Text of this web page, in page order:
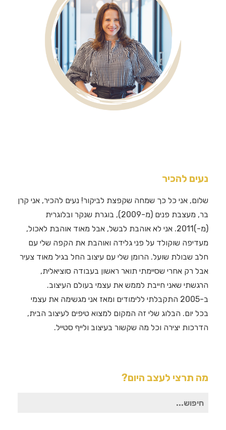
נעים להכיר
שלום, אני כל כך שמחה שקפצת לביקור! נעים להכיר, אני קרן
בר, מעצבת פנים (מ-2009), בוגרת שנקר ובלוגרית
(מ-)2011. אני לא אוהבת לבשל, אבל מאוד אוהבת לאכול,
מעדיפה שוקולד על פני גלידה ואוהבת את הקפה שלי עם
חלב שבולת שועל. הרומן שלי עם עיצוב החל בגיל מאוד צעיר
אבל רק אחרי שסיימתי תואר ראשון בעבודה סוציאלית,
הרגשתי שאני חייבת לממש את עצמי בעולם העיצוב.
ב-2005 התקבלתי ללימודים ומאז אני מגשימה את עצמי
בכל יום. הבלוג שלי זה המקום למצוא טיפים לעיצוב הבית,
הדרכות יצירה וכל מה שקשור בעיצוב ולייף סטייל.
מה תרצי לעצב היום?
חיפוש